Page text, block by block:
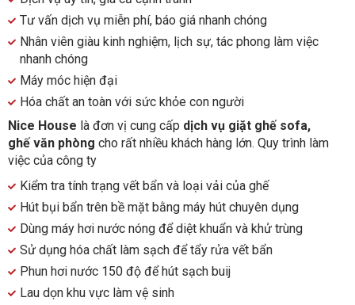
Tư vấn dịch vụ miễn phí, báo giá nhanh chóng
Nhân viên giàu kinh nghiệm, lịch sự, tác phong làm việc
nhanh chóng
Máy móc hiện đại
Hóa chất an toàn với sức khỏe con người
Nice House là đơn vị cung cấp dịch vụ giặt ghế sofa,
ghế văn phòng cho rất nhiều khách hàng lớn. Quy trình làm
việc của công ty
Kiểm tra tính trạng vết bẩn và loại vải của ghế
Hút bụi bẩn trên bề mặt bằng máy hút chuyên dụng
Dùng máy hơi nước nóng để diệt khuẩn và khử trùng
Sử dụng hóa chất làm sạch để tẩy rửa vết bẩn
Phun hơi nước 150 độ để hút sạch buij
Lau dọn khu vực làm vệ sinh